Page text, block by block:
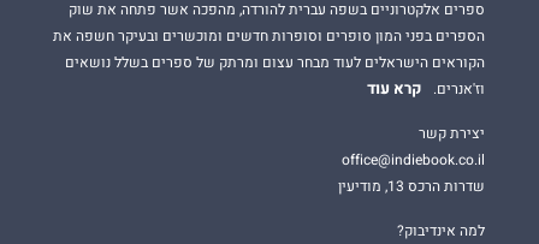
ספרים אלקטרוניים בשפה עברית להורדה, מהפכה אשר פתחה את שוק
הספרים בפני המון סופרים וסופרות חדשים ומוכשרים ובעיקר חשפה את
הקוראים הישראלים לעוד מבחר עצום ומרתק של ספרים בשלל נושאים
וז'אנרים.
קרא עוד
יצירת קשר
office@indiebook.co.il
שדרות הרכס 13, מודיעין
למה אינדיבוק?